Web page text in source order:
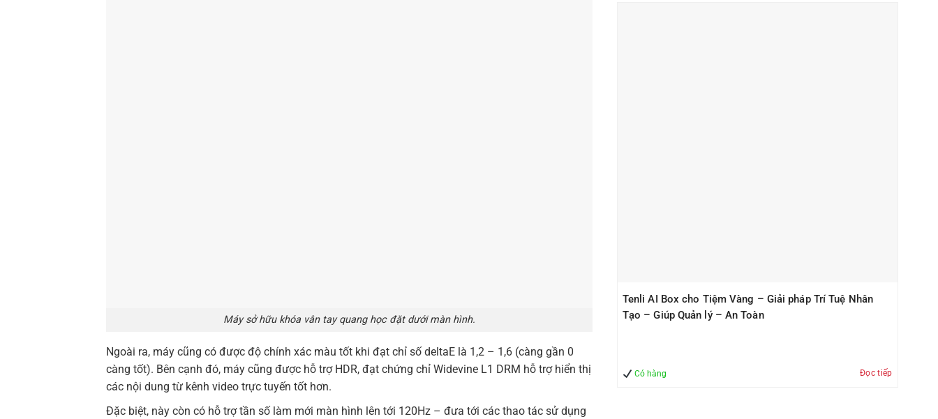
Máy sở hữu khóa vân tay quang học đặt dưới màn hình.
Ngoài ra, máy cũng có được độ chính xác màu tốt khi đạt chỉ số deltaE là 1,2 – 1,6 (càng gần 0
càng tốt). Bên cạnh đó, máy cũng được hỗ trợ HDR, đạt chứng chỉ Widevine L1 DRM hỗ trợ hiển thị
các nội dung từ kênh video trực tuyến tốt hơn.
Đặc biệt, này còn có hỗ trợ tần số làm mới màn hình lên tới 120Hz – đưa tới các thao tác sử dụng
Tenli AI Box cho Tiệm Vàng – Giải pháp Trí Tuệ Nhân
Tạo – Giúp Quản lý – An Toàn
Có hàng Đọc tiếp